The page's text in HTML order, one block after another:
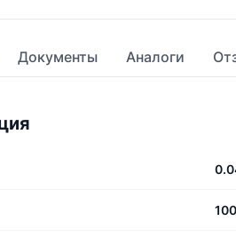
Документы Аналоги